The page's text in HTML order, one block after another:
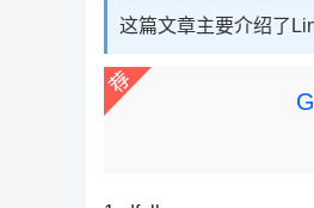
这篇文章主要介绍了